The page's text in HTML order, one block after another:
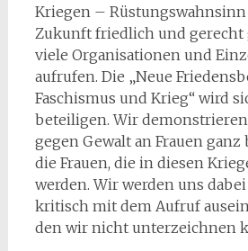
Kriegen –
Zukunft friedlich und gerecht
viele Organisationen und
aufrufen. Die „Neue
Faschismus und Krieg“ wird
beteiligen. Wir demonstrieren
gegen Gewalt an Frauen
die Frauen, die in diesen
werden. Wir werden uns
kritisch mit dem Aufruf
den wir nicht unterzeichnen